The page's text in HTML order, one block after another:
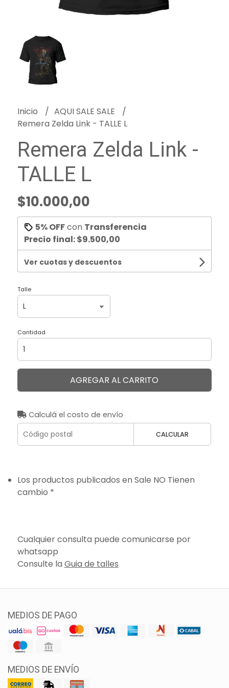
Inicio
AQUI SALE SALE
Remera Zelda Link - TALLE L
Remera Zelda Link -
TALLE L
$10.000,00
5% OFFcon Transferencia
Precio final:$9.500,00
Ver cuotas y descuentos
Talle
Cantidad
AGREGAR AL CARRITO
Calculá el costo de envío
CALCULAR
Los productos publicados en Sale NO Tienen
cambio *
Cualquier consulta puede comunicarse por
whatsapp
Consulte la Guia de talles
MEDIOS DE PAGO
MEDIOS DE ENVÍO